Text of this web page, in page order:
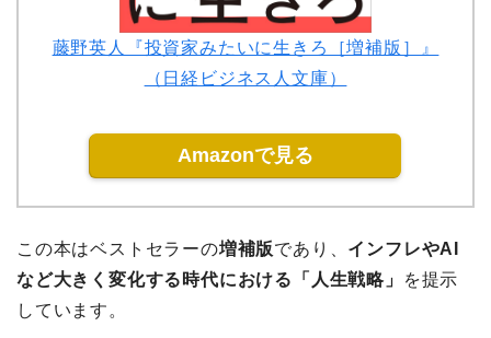
藤野英人『投資家みたいに生きろ［増補版］』
（日経ビジネス人文庫）
Amazonで見る
この本はベストセラーの増補版であり、 インフレやAI
など大きく変化する時代における「人生戦略」
を提示
しています。